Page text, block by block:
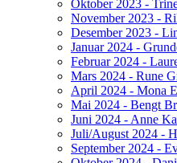
Oktober 2023 -
November 2023 -
Desember 2023 -
Januar 2024 -
Februar 2024 -
Mars 2024 - Rune
April 2024 - Mona
Mai 2024 - Bengt
Juni 2024 - Anne
Juli/August 2024 -
September 2024 -